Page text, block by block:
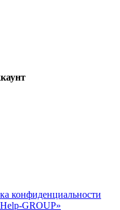
конфиденциальности
GROUP»